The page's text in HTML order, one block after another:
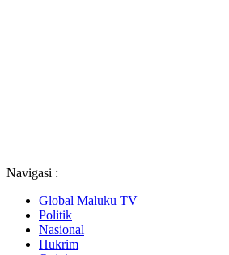
Navigasi :
Global Maluku TV
Politik
Nasional
Hukrim